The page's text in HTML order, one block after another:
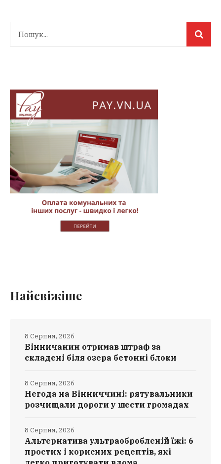
Найсвіжіше
Вінничанин отримав штраф за
складені біля озера бетонні блоки
8 Серпня, 2026
Негода на Вінниччині: рятувальники
розчищали дороги у шести громадах
8 Серпня, 2026
Альтернатива ультраобробленій їжі: 6
простих і корисних рецептів, які
8 Серпня, 2026